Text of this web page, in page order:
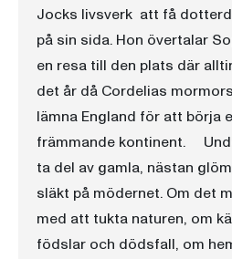
Jocks livsverk  att få
på sin sida. Hon övertalar
en resa till den plats där
det år då Cordelias
lämna England för att börja
främmande kontinent.
ta del av gamla, nästan
släkt på mödernet. Om det
med att tukta naturen, om
födslar och dödsfall, om